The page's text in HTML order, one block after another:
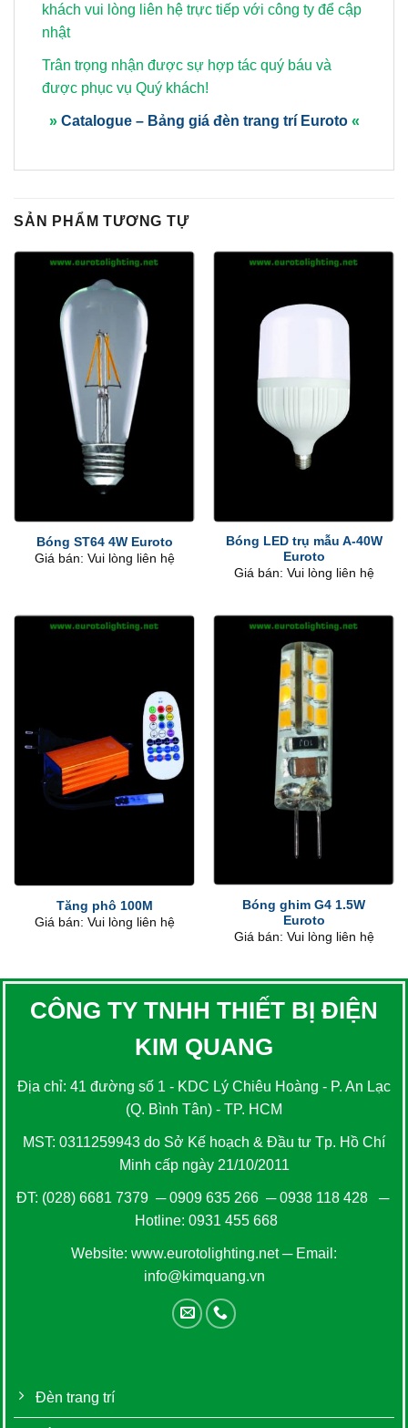
khách vui lòng liên hệ trực tiếp với công ty để cập
nhật
Trân trọng nhận được sự hợp tác quý báu và
được phục vụ Quý khách!
» Catalogue – Bảng giá đèn trang trí Euroto «
SẢN PHẨM TƯƠNG TỰ
Bóng ST64 4W Euroto
Giá bán: Vui lòng liên hệ
Bóng LED trụ mẫu A-40W
Euroto
Giá bán: Vui lòng liên hệ
Tăng phô 100M
Giá bán: Vui lòng liên hệ
Bóng ghim G4 1.5W
Euroto
Giá bán: Vui lòng liên hệ
CÔNG TY TNHH THIẾT BỊ ĐIỆN
KIM QUANG
Địa chỉ: 41 đường số 1 - KDC Lý Chiêu Hoàng - P. An Lạc
(Q. Bình Tân) - TP. HCM
MST: 0311259943 do Sở Kế hoạch & Đầu tư Tp. Hồ Chí
Minh cấp ngày 21/10/2011
ĐT: (028) 6681 7379 ─0909 635 266─0938 118 428─
Hotline: 0931 455 668
Website: www.eurotolighting.net─ Email:
info@kimquang.vn
Đèn trang trí